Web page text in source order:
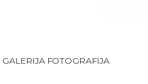
GALERIJA FOTOGRAFIJA